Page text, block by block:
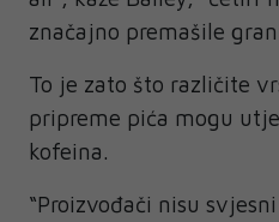
značajno premašile
To je zato što različite
pripreme pića mogu
kofeina.
“Proizvođači nisu